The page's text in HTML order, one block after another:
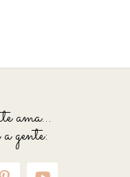
ama...
gente: